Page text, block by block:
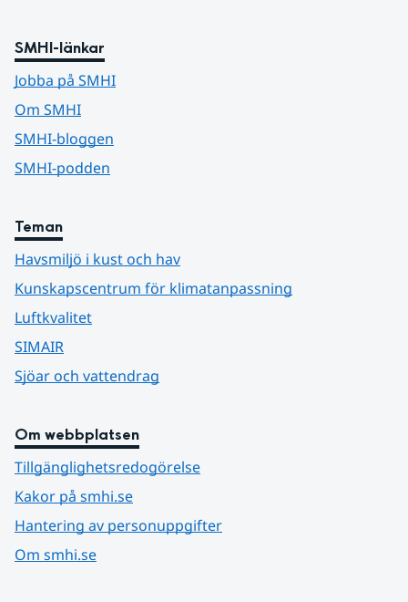
SMHI-länkar
Jobba på SMHI
Om SMHI
SMHI-bloggen
SMHI-podden
Teman
Havsmiljö i kust och hav
Kunskapscentrum för klimatanpassning
Luftkvalitet
SIMAIR
Sjöar och vattendrag
Om webbplatsen
Tillgänglighetsredogörelse
Kakor på smhi.se
Hantering av personuppgifter
Om smhi.se